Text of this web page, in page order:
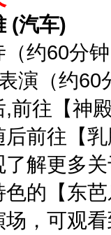
(汽车)
（约60分
演（约60
,前往【神
后前往【
了解更多
色的【东
场，可观